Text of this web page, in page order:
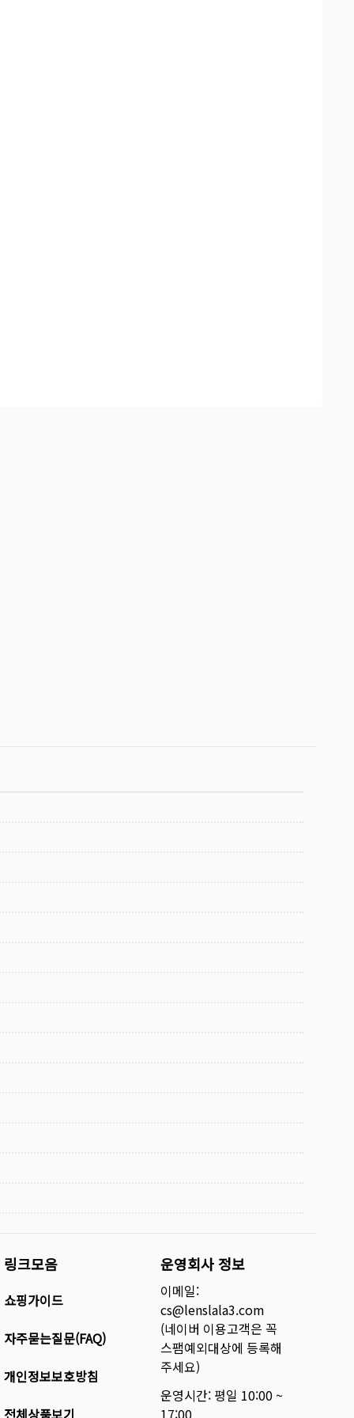
링크모음
쇼핑가이드
자주묻는질문(FAQ)
개인정보보호방침
전체상품보기
운영회사 정보
이메일:
cs@lenslala3.com
(네이버 이용고객은 꼭
스팸예외대상에 등록해
주세요)
운영시간: 평일 10:00 ~
17:00